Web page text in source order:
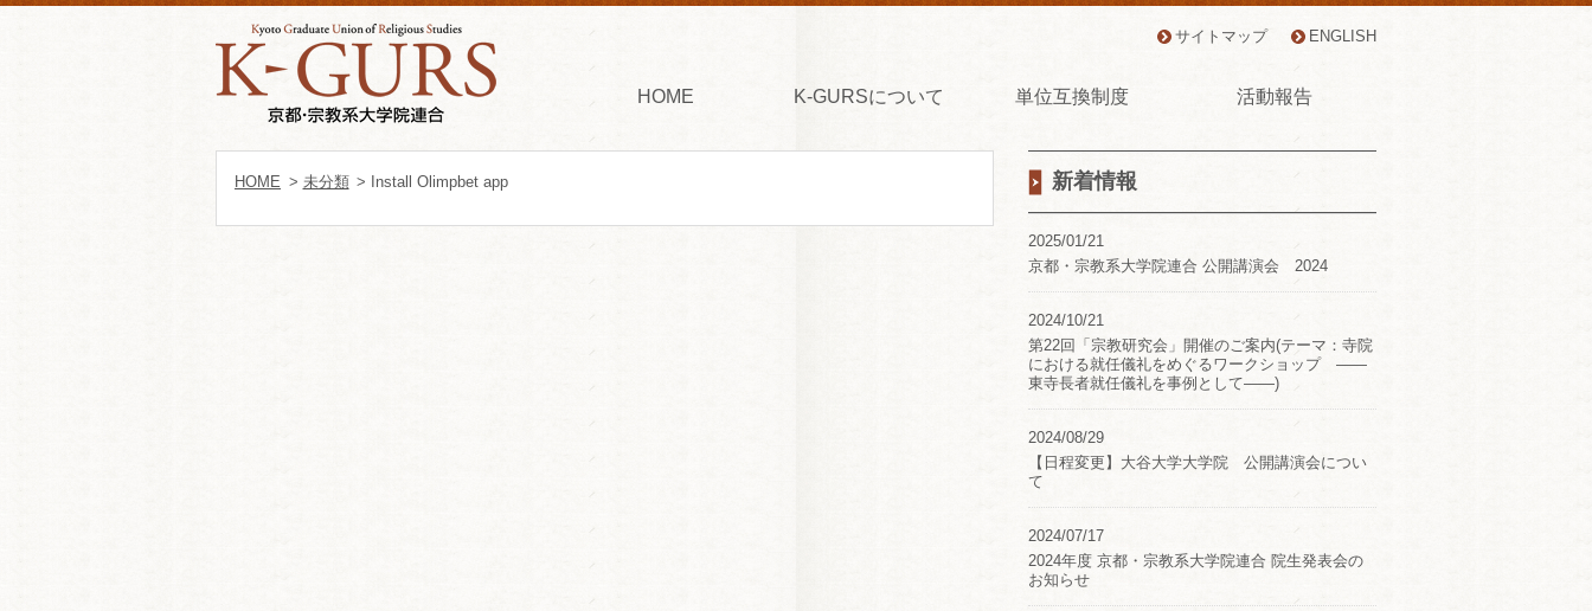
サイトマップ ENGLISH
HOME K-GURSについて 単位互換制度 活動報告
新着情報
2025/01/21
京都・宗教系大学院連合 公開講演会 2024
2024/10/21
第22回「宗教研究会」開催のご案内(テーマ：寺院
における就任儀礼をめぐるワークショップ ――
東寺長者就任儀礼を事例として――)
2024/08/29
【日程変更】大谷大学大学院 公開講演会につい
て
2024/07/17
2024年度 京都・宗教系大学院連合 院生発表会の
お知らせ
HOME > 未分類 > Install Olimpbet app